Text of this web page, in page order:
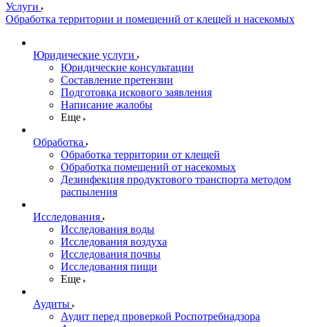
Услуги
Обработка территории и помещений от клещей и насекомых
Юридические услуги
Юридические консультации
Составление претензии
Подготовка искового заявления
Написание жалобы
Еще
Обработка
Обработка территории от клещей
Обработка помещений от насекомых
Дезинфекция продуктового транспорта методом
распыления
Исследования
Исследования воды
Исследования воздуха
Исследования почвы
Исследования пищи
Еще
Аудиты
Аудит перед проверкой Роспотребнадзора